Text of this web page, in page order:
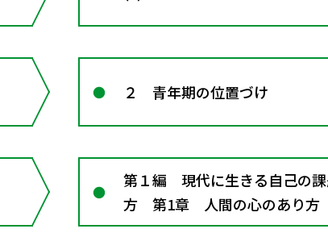
２ 青年期の位置づけ
第１編 現代に生きる自己の
方 第1章 人間の心のあり方